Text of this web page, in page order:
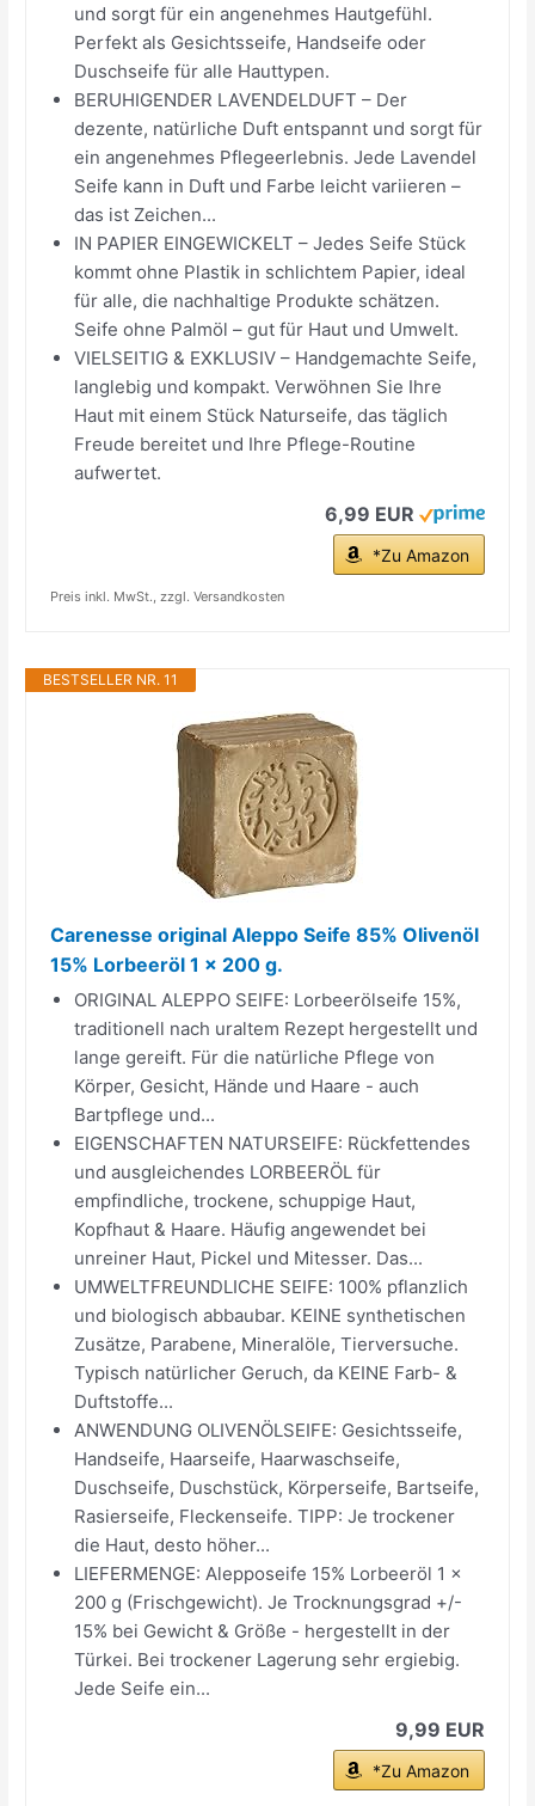
und sorgt für ein angenehmes Hautgefühl.
Perfekt als Gesichtsseife, Handseife oder
Duschseife für alle Hauttypen.
BERUHIGENDER LAVENDELDUFT – Der
dezente, natürliche Duft entspannt und sorgt für
ein angenehmes Pflegeerlebnis. Jede Lavendel
Seife kann in Duft und Farbe leicht variieren –
das ist Zeichen...
IN PAPIER EINGEWICKELT – Jedes Seife Stück
kommt ohne Plastik in schlichtem Papier, ideal
für alle, die nachhaltige Produkte schätzen.
Seife ohne Palmöl – gut für Haut und Umwelt.
VIELSEITIG & EXKLUSIV – Handgemachte Seife,
langlebig und kompakt. Verwöhnen Sie Ihre
Haut mit einem Stück Naturseife, das täglich
Freude bereitet und Ihre Pflege-Routine
aufwertet.
6,99 EUR
*Zu Amazon
Preis inkl. MwSt., zzgl. Versandkosten
BESTSELLER NR. 11
Carenesse original Aleppo Seife 85% Olivenöl
15% Lorbeeröl 1 x 200 g.
ORIGINAL ALEPPO SEIFE: Lorbeerölseife 15%,
traditionell nach uraltem Rezept hergestellt und
lange gereift. Für die natürliche Pflege von
Körper, Gesicht, Hände und Haare - auch
Bartpflege und...
EIGENSCHAFTEN NATURSEIFE: Rückfettendes
und ausgleichendes LORBEERÖL für
empfindliche, trockene, schuppige Haut,
Kopfhaut & Haare. Häufig angewendet bei
unreiner Haut, Pickel und Mitesser. Das...
UMWELTFREUNDLICHE SEIFE: 100% pflanzlich
und biologisch abbaubar. KEINE synthetischen
Zusätze, Parabene, Mineralöle, Tierversuche.
Typisch natürlicher Geruch, da KEINE Farb- &
Duftstoffe...
ANWENDUNG OLIVENÖLSEIFE: Gesichtsseife,
Handseife, Haarseife, Haarwaschseife,
Duschseife, Duschstück, Körperseife, Bartseife,
Rasierseife, Fleckenseife. TIPP: Je trockener
die Haut, desto höher...
LIEFERMENGE: Alepposeife 15% Lorbeeröl 1 x
200 g (Frischgewicht). Je Trocknungsgrad +/-
15% bei Gewicht & Größe - hergestellt in der
Türkei. Bei trockener Lagerung sehr ergiebig.
Jede Seife ein...
9,99 EUR
*Zu Amazon